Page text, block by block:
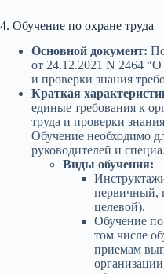
4. Обучение по охране труда
Основной документ:
от 24.12.2021 N 2464 “О
и проверки знания
Краткая
единые требования к
труда и проверки
Обучение необходимо
руководителей и
Виды обучения:
первичный,
целевой).
Обучение по
том числе
приемам